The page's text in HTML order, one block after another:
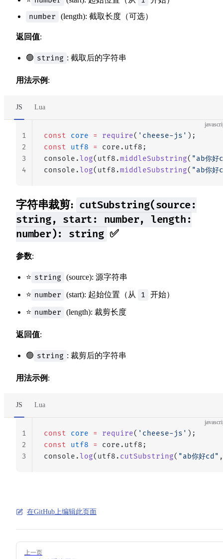
number
(length): 截取长度（可选）
返回值:
🟢 string : 截取后的字符串
用法示例 :
JS Lua
const core = require( 'cheese-js' );
const utf8 =
core.utf8;
console.log(utf8.middleSubstring( "ab你好
console.log(utf8.middleSubstring( "ab你好
1
2
3
4
字符串裁剪: cutSubstring(source:
string, start: number, length:
number): string ✅
参数:
⭐ string (source): 源字符串
⭐ number (start): 起始位置（从 1 开始）
⭐ number (length): 裁剪长度
返回值:
🟢 string : 裁剪后的字符串
用法示例 :
JS Lua
const core = require( 'cheese-js' );
const utf8 =
core.utf8;
console.log(utf8. cutSubstring( "ab你好cd"
1
2
3
在GitHub上编辑此页面
Pager
上一页